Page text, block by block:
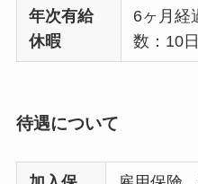
年次有給
休暇
6ヶ月経
数：10日
待遇について